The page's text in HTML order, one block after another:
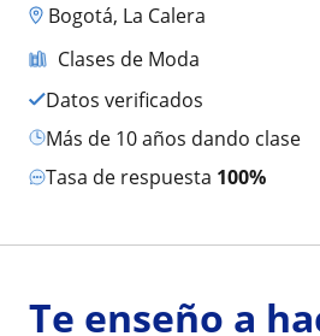
Bogotá, La Calera
Clases de Moda
Datos verificados
más de 10 años dando clase
Tasa de respuesta 100%
Te enseño a